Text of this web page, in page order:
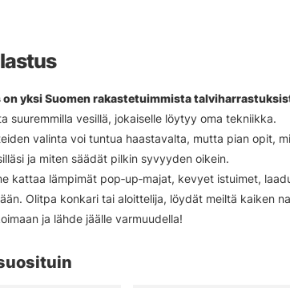
on yksi Suomen rakastetuimmista
suuremmilla vesillä, jokaiselle löytyy oma tekniikka.
valinta voi tuntua haastavalta, mutta pian opit,
ja miten säädät pilkin syvyyden oikein.
kattaa lämpimät pop‑up‑majat, kevyet istuimet,
Olitpa konkari tai aloittelija, löydät meiltä kaiken
ja lähde jäälle varmuudella!